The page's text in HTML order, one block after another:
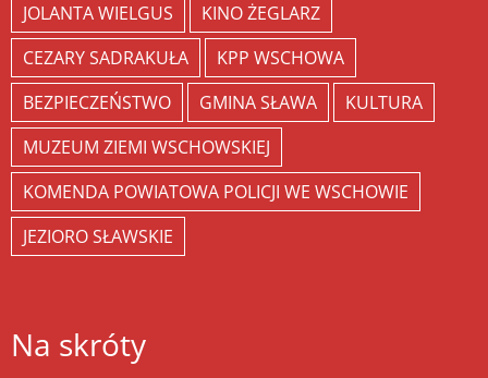
JOLANTA WIELGUS
KINO ŻEGLARZ
CEZARY SADRAKUŁA
KPP WSCHOWA
BEZPIECZEŃSTWO
GMINA SŁAWA
KULTURA
MUZEUM ZIEMI WSCHOWSKIEJ
KOMENDA POWIATOWA POLICJI WE WSCHOWIE
JEZIORO SŁAWSKIE
Na skróty